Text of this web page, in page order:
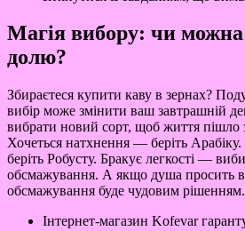
Магія вибору: чи
долю?
Збираєтеся купити каву в зернах?
вибір може змінити ваш завтрашній
вибрати новий сорт, щоб життя пішло
Хочеться натхнення — беріть
беріть Робусту. Бракує легкості —
обсмажування. А якщо душа просить
обсмажування буде чудовим рішенням.
Інтернет-магазин Kofevar